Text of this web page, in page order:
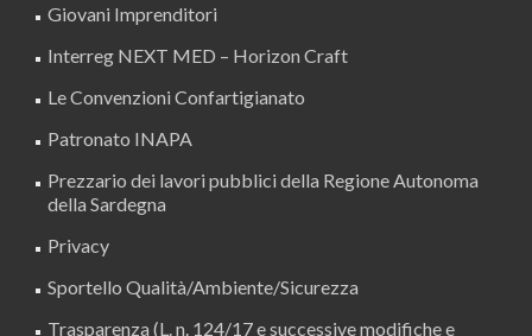
Giovani Imprenditori
Interreg NEXT MED – Horizon Craft
Le Convenzioni Confartigianato
Patronato INAPA
Prezzario dei lavori pubblici della Regione Autonoma
della Sardegna
Privacy
Sportello Qualità/Ambiente/Sicurezza
Trasparenza (L. n. 124/17 e successive modifiche e